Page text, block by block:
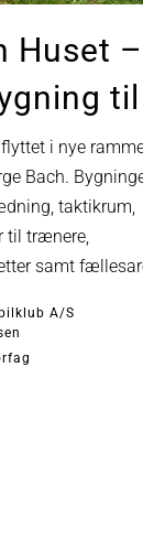
Huset –
til
flyttet i nye
Bach.
taktikrum,
til trænere,
samt
A/S